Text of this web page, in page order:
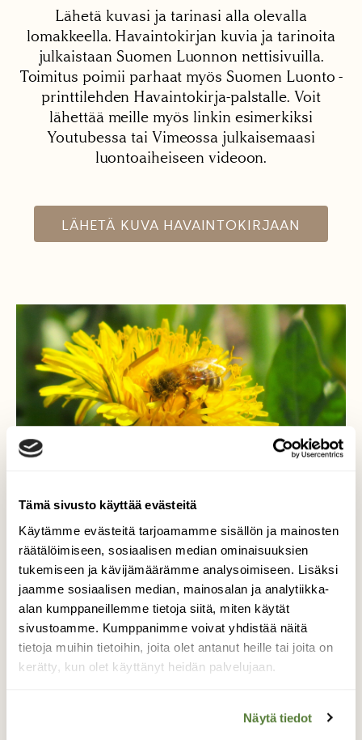
Tämä sivusto käyttää evästeitä
Käytämme evästeitä tarjoamamme sisällön ja mainosten
räätälöimiseen, sosiaalisen median ominaisuuksien
tukemiseen ja kävijämäärämme analysoimiseen. Lisäksi
jaamme sosiaalisen median, mainosalan ja analytiikka-
alan kumppaneillemme tietoja siitä, miten käytät
sivustoamme. Kumppanimme voivat yhdistää näitä
tietoja muihin tietoihin, joita olet antanut heille tai joita on
kerätty, kun olet käyttänyt heidän palvelujaan.
Näytä tiedot
Lähetä kuvasi ja tarinasi alla olevalla
lomakkeella. Havaintokirjan kuvia ja tarinoita
julkaistaan Suomen Luonnon nettisivuilla.
Toimitus poimii parhaat myös Suomen Luonto -
printtilehden Havaintokirja-palstalle. Voit
lähettää meille myös linkin esimerkiksi
Youtubessa tai Vimeossa julkaisemaasi
luontoaiheiseen videoon.
LÄHETÄ KUVA HAVAINTOKIRJAAN
Mehiläinen työssään
Keräsi mettä voikukista.
Valokuvaaja: Risto Kangassalo, Raisio 16.5.2026
TAKAISIN LISTAAN